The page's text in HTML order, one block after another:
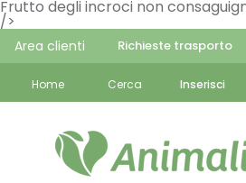
Frutto degli incroci non
/>
Area clienti Richieste trasporto
Home Cerca Inserisci